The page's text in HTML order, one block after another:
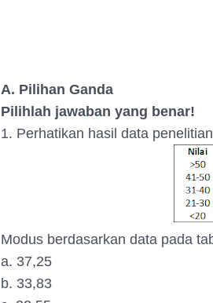
A. Pilihan Ganda
Pilihlah jawaban yang benar!
1. Perhatikan hasil data
Modus berdasarkan data pada
a. 37,25
b. 33,83